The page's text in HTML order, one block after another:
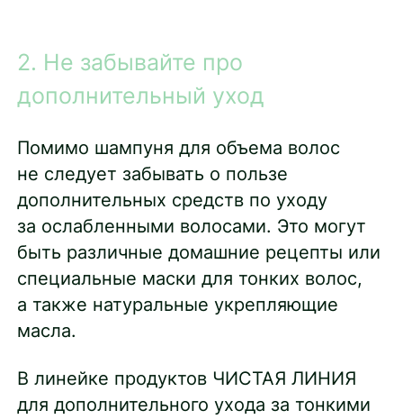
2. Не забывайте про
дополнительный уход
Помимо шампуня для объема волос
не следует забывать о пользе
дополнительных средств по уходу
за ослабленными волосами. Это могут
быть различные домашние рецепты или
специальные маски для тонких волос,
а также натуральные укрепляющие
масла.
В линейке продуктов ЧИСТАЯ ЛИНИЯ
для дополнительного ухода за тонкими